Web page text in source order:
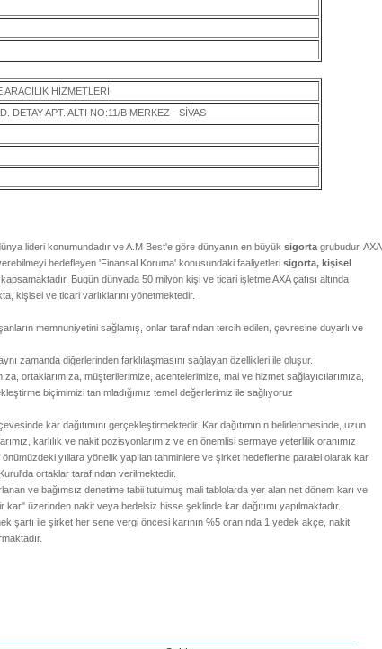
ARACILIK HİZMETLERİ
DETAY APT. ALTI NO:11/B MERKEZ - SİVAS
lideri konumundadır ve A.M Best'e göre dünyanın en büyük sigorta grubudur. AXA
hedefleyen 'Finansal Koruma' konusundaki faaliyetleri sigorta, kişisel
kapsamaktadır. Bugün dünyada 50 milyon kişi ve ticari işletme AXA çatısı altında
kişisel ve ticari varlıklarını yönetmektedir.
memnuniyetini sağlamış, onlar tarafından tercih edilen, çevresine duyarlı ve
zamanda diğerlerinden farklılaşmasını sağlayan özellikleri ile oluşur.
ortaklarımıza, müşterilerimize, acentelerimize, mal ve hizmet sağlayıcılarımıza,
biçimimizi tanımladığımız temel değerlerimiz ile sağlıyoruz
kar dağıtımını gerçekleştirmektedir. Kar dağıtımının belirlenmesinde, uzun
karlılık ve nakit pozisyonlarımız ve en önemlisi sermaye yeterlilik oranımız
yıllara yönelik yapılan tahminlere ve şirket hedeflerine paralel olarak kar
ortaklar tarafından verilmektedir.
ve bağımsız denetime tabii tutulmuş mali tablolarda yer alan net dönem karı ve
üzerinden nakit veya bedelsiz hisse şeklinde kar dağıtımı yapılmaktadır.
şartı ile şirket her sene vergi öncesi karının %5 oranında 1.yedek akçe, nakit